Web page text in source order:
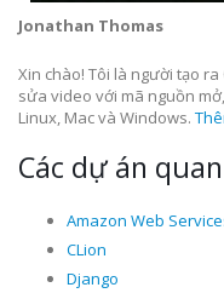
Jonathan Thomas
Xin chào! Tôi là người tạo
sửa video với mã nguồn
Linux, Mac và Windows.
Các dự án
Amazon Web
CLion
Django